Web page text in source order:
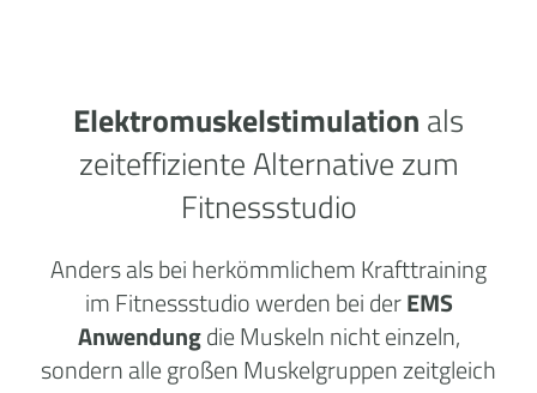
Elektromuskelstimulation als
zeiteffiziente Alternative zum
Fitnessstudio
Anders als bei herkömmlichem Krafttraining
im Fitnessstudio werden bei derEMS
Anwendungdie Muskeln nicht einzeln,
sondern alle großen Muskelgruppen zeitgleich